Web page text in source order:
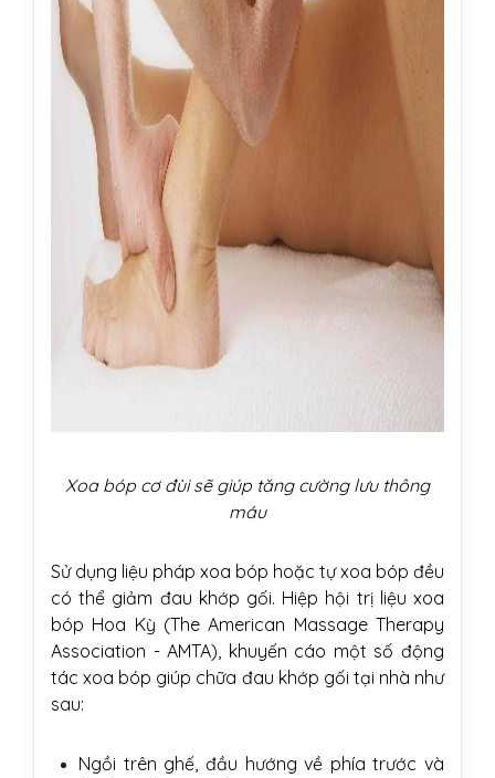
Xoa bóp cơ đùi sẽ giúp tăng cường lưu thông
máu
Sử dụng liệu pháp xoa bóp hoặc tự xoa bóp đều
có thể giảm đau khớp gối. Hiệp hội trị liệu xoa
bóp Hoa Kỳ (The American Massage Therapy
Association - AMTA), khuyến cáo một số động
tác xoa bóp giúp chữa đau khớp gối tại nhà như
sau:
Ngồi trên ghế, đầu hướng về phía trước và